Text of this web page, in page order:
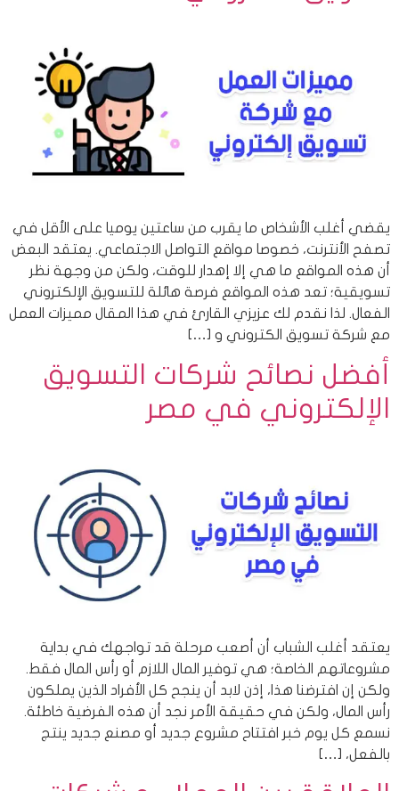
يقضي أغلب الأشخاص ما يقرب من ساعتين يوميا على الأقل في
تصفح الأنترنت، خصوصا مواقع التواصل الاجتماعي. يعتقد البعض
أن هذه المواقع ما هي إلا إهدار للوقت، ولكن من وجهة نظر
تسويقية؛ تعد هذه المواقع فرصة هائلة للتسويق الإلكتروني
الفعال. لذا نقدم لك عزيزي القارئ في هذا المقال مميزات العمل
مع شركة تسويق الكتروني و […]
أفضل نصائح شركات التسويق
الإلكتروني في مصر
يعتقد أغلب الشباب أن أصعب مرحلة قد تواجهك في بداية
مشروعاتهم الخاصة؛ هي توفير المال اللازم أو رأس المال فقط.
ولكن إن افترضنا هذا، إذن لابد أن ينجح كل الأفراد الذين يملكون
رأس المال، ولكن في حقيقة الأمر نجد أن هذه الفرضية خاطئة.
نسمع كل يوم خبر افتتاح مشروع جديد أو مصنع جديد ينتج
بالفعل، […]